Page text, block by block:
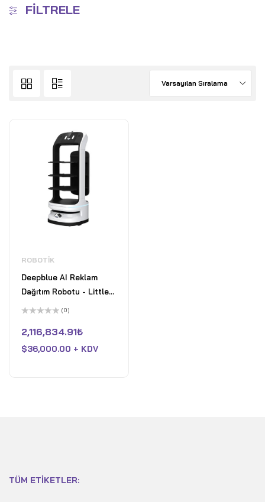
FILTRELE
Varsayılan Sıralama
ROBOTIK
Deepblue AI Reklam
Dağıtım Robotu - Little
Penguin
üzerinden
0
aldı
(0)
2,116,834.91₺
$36,000.00 + KDV
TÜM ETIKETLER: